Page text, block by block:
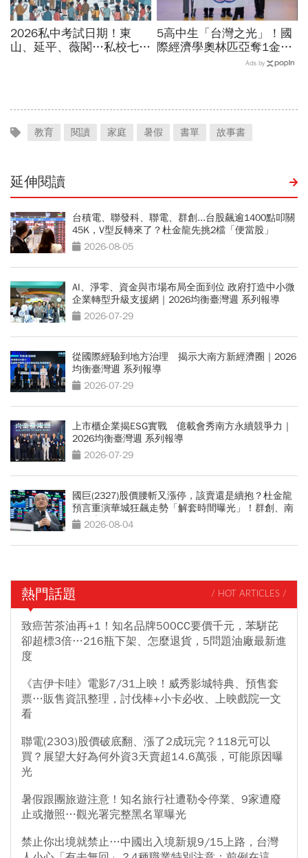
2026私中考試日期！東
山、延平、薇閣…私校七雄
5高中生「台灣之光」！國
際經濟學奧林匹亞奪1金2
銀2銅佳績，唯一女性金牌
Ads by
教育 閱讀 家庭 暑假 書單 故事書
延伸閱讀
台積電、聯發科、聯電、群創...台股飆逾1400點叩關
45K，V型反轉來了？杜金龍先挑2檔「便當股」
2026-08-05
AI、淨零、資金與市場布局全面到位 政府打造中小微
企業轉型升級支援網｜2026均衡臺灣週 系列報導
2026-07-29
從國際經驗到地方治理 揭示大南方新經濟圈｜2026
均衡臺灣週 系列報導
2026-07-29
上市櫃企業揭ESG實戰 億載會秀南方永續競爭力｜
2026均衡臺灣週 系列報導
2026-07-29
國巨(2327)股價腰斬又漲停，該賣還是續抱？杜金龍
預言重演華城狂飆走勢「解套時間曝光」！群創、南
亞科也點名
2026-08-04
熱門話題 / HOT ARTICLES /
致癌苦茶油再+1！知名品牌500CC要價千元，苯駢芘
卻超標3倍…216瓶下架、怎麼退貨，5問題油廠最新進
度
《吉伊卡哇》電影7/31上映！威秀影城特典、預售套
票…販售資訊整理，討伐棒+小卡必收、上映戲院一文
看
聯電(2303)股價破底翻、漲了2成玩完？118元可以
買？展望大好為何外資3天賣超14.6萬張，可能原因曝
光
暑假跟團旅遊注意！知名旅行社遭勒令停業、9家遭廢
止或撤照…觀光署完整黑名單曝光
禁止你出境就禁止…中國出入境新規9/15上路，台灣